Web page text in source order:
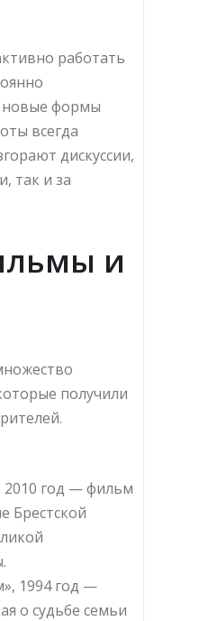
работать
новые формы
всегда
дискуссии,
так и за
и
получили
2010 год — фильм
Брестской
1994 год —
о судьбе семьи